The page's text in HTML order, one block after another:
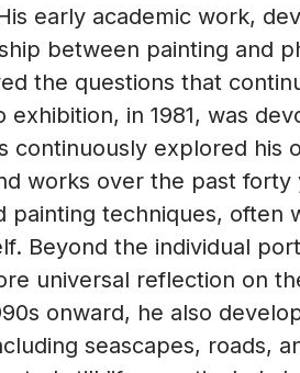
early academic work,
between painting and
the questions that
exhibition, in 1981, was
continuously explored his
works over the past forty
painting techniques, often
Beyond the individual
universal reflection on
onward, he also
seascapes, roads,